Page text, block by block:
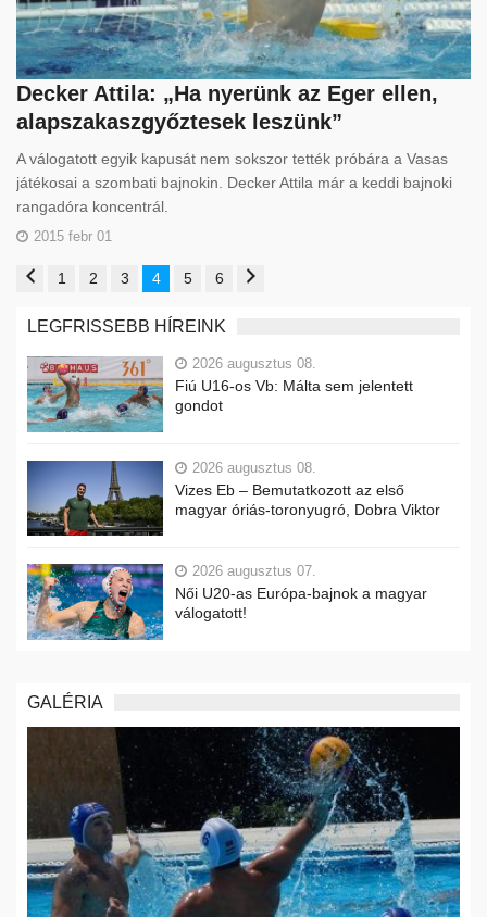
Decker Attila: „Ha nyerünk az Eger ellen,
alapszakaszgyőztesek leszünk”
A válogatott egyik kapusát nem sokszor tették próbára a Vasas
játékosai a szombati bajnokin. Decker Attila már a keddi bajnoki
rangadóra koncentrál.
2015 febr 01
1 2 3 4 5 6
LEGFRISSEBB HÍREINK
2026 augusztus 08.
Fiú U16-os Vb: Málta sem jelentett
gondot
2026 augusztus 08.
Vizes Eb – Bemutatkozott az első
magyar óriás-toronyugró, Dobra Viktor
2026 augusztus 07.
Női U20-as Európa-bajnok a magyar
válogatott!
GALÉRIA